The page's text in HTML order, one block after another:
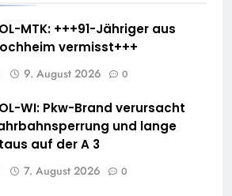
MTK: +++91-Jähriger aus
vermisst+++
9. August 2026 0
WI: Pkw-Brand verursacht
und lange
auf der A 3
7. August 2026 0